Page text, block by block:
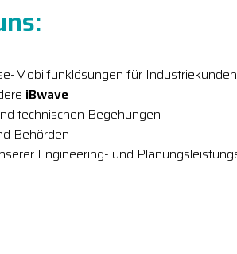
Mobilfunklösungen für Industriekunden
iBwave
technischen Begehungen
Behörden
Engineering- und